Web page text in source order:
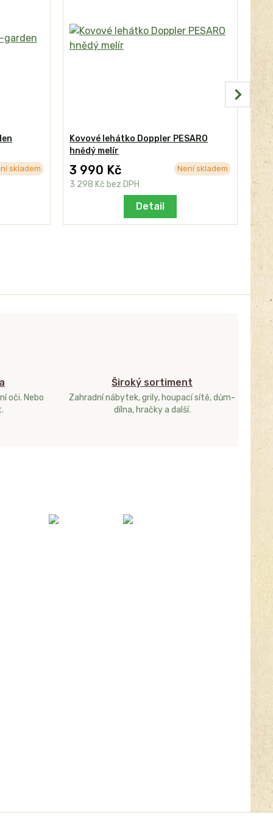
skladem
Kovové lehátko Doppler PESARO
hnědý melír
3 990 Kč
3 298 Kč bez DPH
Není skladem
Detail
6
oči. Nebo
Široký sortiment
Zahradní nábytek, grily, houpací sítě, dům-
dílna, hračky a další.